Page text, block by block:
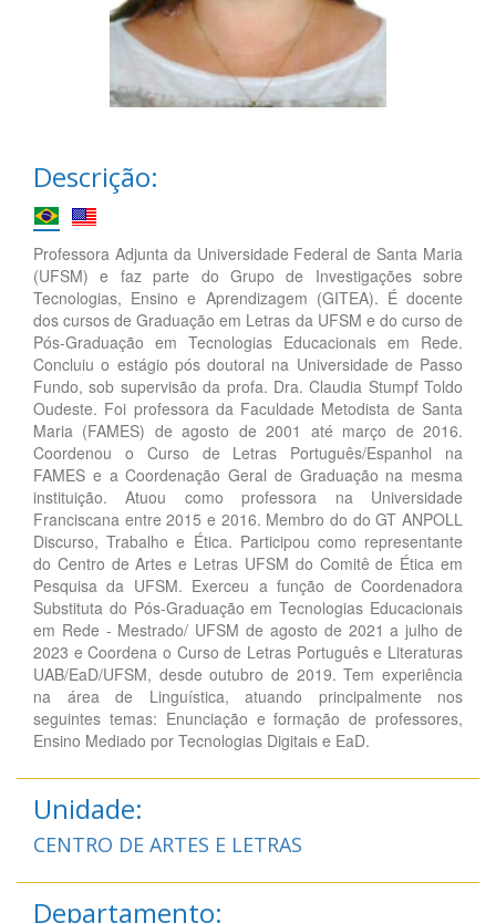
Descrição:
Professora Adjunta da Universidade Federal de Santa Maria
(UFSM) e faz parte do Grupo de Investigações sobre
Tecnologias, Ensino e Aprendizagem (GITEA). É docente
dos cursos de Graduação em Letras da UFSM e do curso de
Pós-Graduação em Tecnologias Educacionais em Rede.
Concluiu o estágio pós doutoral na Universidade de Passo
Fundo, sob supervisão da profa. Dra. Claudia Stumpf Toldo
Oudeste. Foi professora da Faculdade Metodista de Santa
Maria (FAMES) de agosto de 2001 até março de 2016.
Coordenou o Curso de Letras Português/Espanhol na
FAMES e a Coordenação Geral de Graduação na mesma
instituição. Atuou como professora na Universidade
Franciscana entre 2015 e 2016. Membro do do GT ANPOLL
Discurso, Trabalho e Ética. Participou como representante
do Centro de Artes e Letras UFSM do Comitê de Ética em
Pesquisa da UFSM. Exerceu a função de Coordenadora
Substituta do Pós-Graduação em Tecnologias Educacionais
em Rede - Mestrado/ UFSM de agosto de 2021 a julho de
2023 e Coordena o Curso de Letras Português e Literaturas
UAB/EaD/UFSM, desde outubro de 2019. Tem experiência
na área de Linguística, atuando principalmente nos
seguintes temas: Enunciação e formação de professores,
Ensino Mediado por Tecnologias Digitais e EaD.
Unidade:
CENTRO DE ARTES E LETRAS
Departamento: